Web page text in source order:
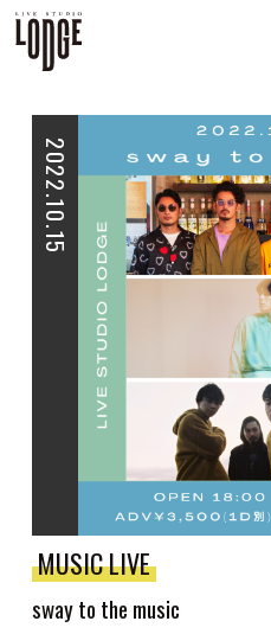
2022.10.15
MUSIC LIVE
sway to the music